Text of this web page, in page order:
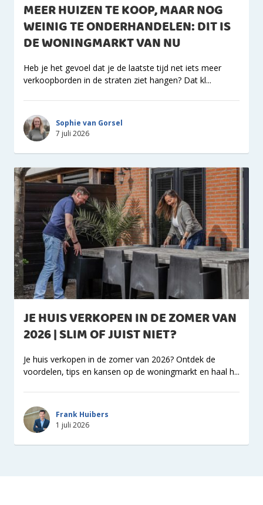
MEER HUIZEN TE KOOP, MAAR NOG
WEINIG TE ONDERHANDELEN: DIT IS
DE WONINGMARKT VAN NU
Heb je het gevoel dat je de laatste tijd net iets meer
verkoopborden in de straten ziet hangen? Dat kl...
Sophie van Gorsel
7 juli 2026
JE HUIS VERKOPEN IN DE ZOMER VAN
2026 | SLIM OF JUIST NIET?
Je huis verkopen in de zomer van 2026? Ontdek de
voordelen, tips en kansen op de woningmarkt en haal h...
Frank Huibers
1 juli 2026